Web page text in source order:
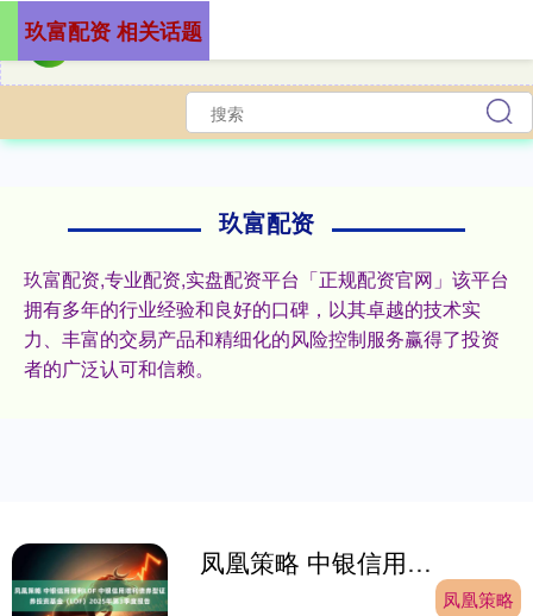
玖富配资
玖富配资,专业配资,实盘配资平台「正规配资官网」该平台
拥有多年的行业经验和良好的口碑，以其卓越的技术实
力、丰富的交易产品和精细化的风险控制服务赢得了投资
者的广泛认可和信赖。
玖富配资 相关话题
凤凰策略 中银信用增利LOF 中银信用增利债券型证券投资基金（LOF）2025年第3季度报告
凤凰策略